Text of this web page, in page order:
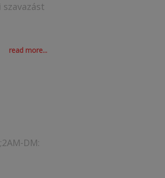
read more...
DM: